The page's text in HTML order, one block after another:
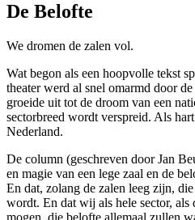
De Belofte
We dromen de zalen vol.
Wat begon als een hoopvolle tekst
theater werd al snel omarmd door
groeide uit tot de droom van een
sectorbreed wordt verspreid. Als
Nederland.
De column (geschreven door Jan
en magie van een lege zaal en de
En dat, zolang de zalen leeg zijn,
wordt. En dat wij als hele sector, als
mogen, die belofte allemaal zullen